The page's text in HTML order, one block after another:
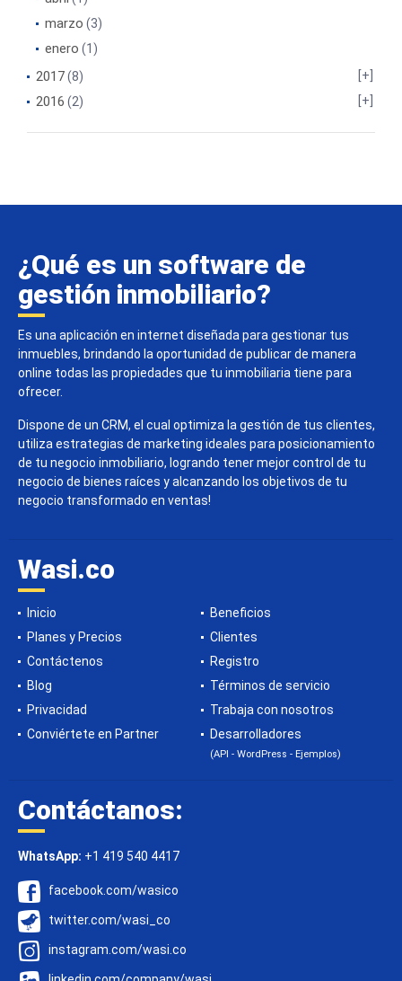
marzo (3)
enero (1)
2017(8)
2016 (2)
¿Qué es un software de
gestión inmobiliario?
Es una aplicación en internet diseñada para gestionar tus
inmuebles, brindando la oportunidad de publicar de manera
online todas las propiedades que tu inmobiliaria tiene para
ofrecer.
Dispone de un CRM, el cual optimiza la gestión de tus clientes,
utiliza estrategias de marketing ideales para posicionamiento
de tu negocio inmobiliario, logrando tener mejor control de tu
negocio de bienes raíces y alcanzando los objetivos de tu
negocio transformado en ventas!
Wasi.co
Inicio
Beneficios
Planes y Precios
Clientes
Contáctenos
Registro
Blog
Términos de servicio
Privacidad
Trabaja con nosotros
Conviértete en Partner
Desarrolladores
(API - WordPress - Ejemplos)
Contáctanos:
WhatsApp: +1 419 540 4417
facebook.com/wasico
twitter.com/wasi_co
instagram.com/wasi.co